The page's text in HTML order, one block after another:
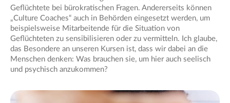
Geflüchtete bei bürokratischen Fragen. Andererseits können
„Culture Coaches“ auch in Behörden eingesetzt werden, um
beispielsweise Mitarbeitende für die Situation von
Geflüchteten zu sensibilisieren oder zu vermitteln. Ich glaube,
das Besondere an unseren Kursen ist, dass wir dabei an die
Menschen denken: Was brauchen sie, um hier auch seelisch
und psychisch anzukommen?